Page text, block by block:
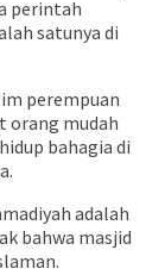
perintah
satunya di
perempuan
orang mudah
bahagia di
adalah
bahwa masjid